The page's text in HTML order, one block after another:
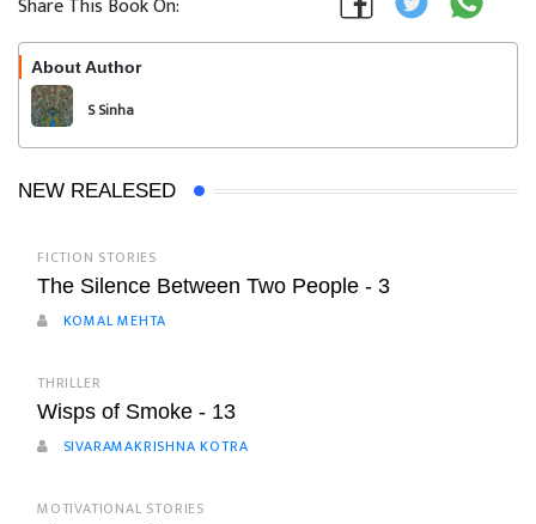
Share This Book On:
About Author
S Sinha
NEW REALESED
FICTION STORIES
The Silence Between Two People - 3
KOMAL MEHTA
THRILLER
Wisps of Smoke - 13
SIVARAMAKRISHNA KOTRA
MOTIVATIONAL STORIES